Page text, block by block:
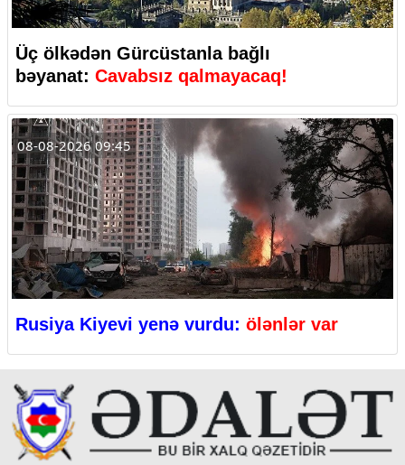
Üç ölkədən Gürcüstanla bağlı
bəyanat: Cavabsız qalmayacaq!
08-08-2026 09:45
Rusiya Kiyevi yenə vurdu: ölənlər var